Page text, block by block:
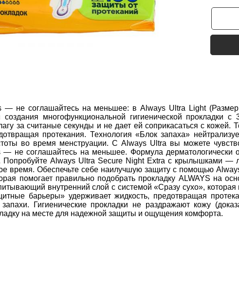
— не соглашайтесь на меньшее: в Always Ultra Light
многофункциональной гигиенической прокладки
за считаные секунды и не дает ей соприкасаться с
протекания. Технология «Блок запаха»
во время менструации. С Always Ultra вы можете
не соглашайтесь на меньшее. Формула дерматологически
Always Ultra Secure Night Extra с крылышками —
время. Обеспечьте себе наилучшую защиту с помощью
помогает правильно подобрать прокладку ALWAYS на
внутренний слой с системой «Сразу сухо», которая
барьеры» удерживает жидкость, предотвращая
запахи. Гигиенические прокладки не раздражают кожу
на месте для надежной защиты и ощущения комфорта.